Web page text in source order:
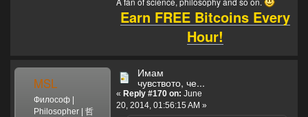
Earn FREE Bitcoins Every
Hour!
MSL
Философ |
Philosopher | 哲
Имам
чувството, че...
« Reply #170 on: June
20, 2014, 01:56:15 AM »